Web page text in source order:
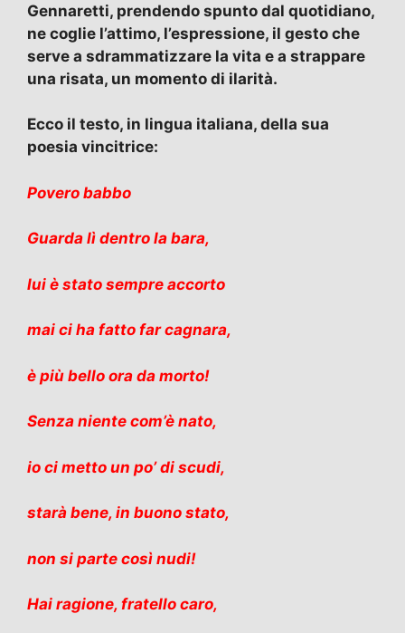
Gennaretti, prendendo spunto dal quotidiano,
ne coglie l’attimo, l’espressione, il gesto che
serve a sdrammatizzare la vita e a strappare
una risata, un momento di ilarità.
Ecco il testo, in lingua italiana, della sua
poesia vincitrice:
Povero babbo
Guarda lì dentro la bara,
lui è stato sempre accorto
mai ci ha fatto far cagnara,
è più bello ora da morto!
Senza niente com’è nato,
io ci metto un po’ di scudi,
starà bene, in buono stato,
non si parte così nudi!
Hai ragione, fratello caro,